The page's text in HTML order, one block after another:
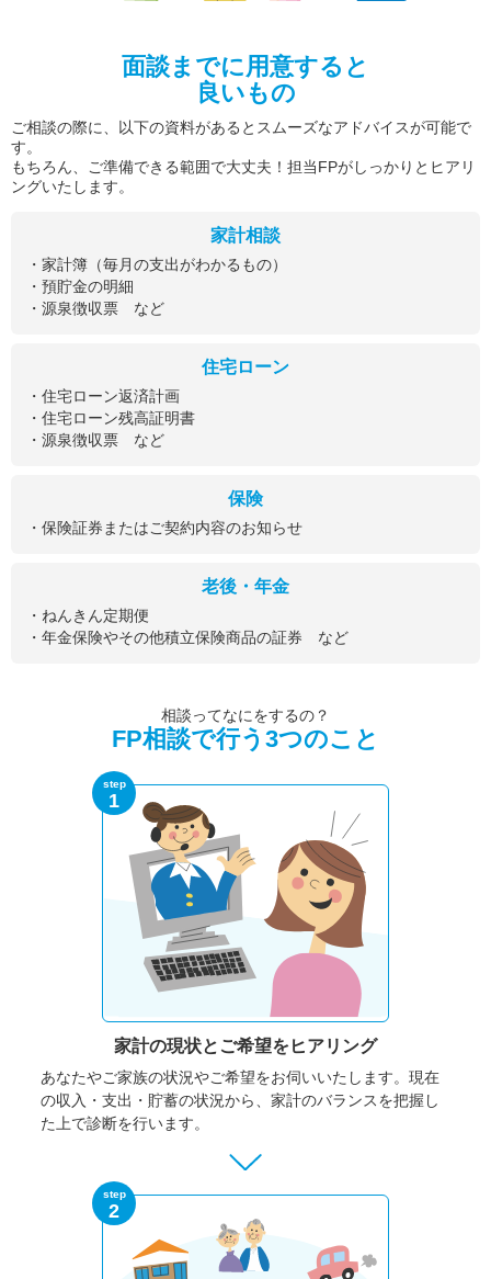
面談までに用意すると
良いもの
ご相談の際に、以下の資料があるとスムーズなアドバイスが可能で
す。
もちろん、ご準備できる範囲で大丈夫！担当FPがしっかりとヒアリ
ングいたします。
家計相談
・家計簿（毎月の支出がわかるもの）
・預貯金の明細
・源泉徴収票 など
住宅ローン
・住宅ローン返済計画
・住宅ローン残高証明書
・源泉徴収票 など
保険
・保険証券またはご契約内容のお知らせ
老後・年金
・ねんきん定期便
・年金保険やその他積立保険商品の証券 など
相談ってなにをするの？
FP相談で行う3つのこと
step
1
家計の現状と ご希望をヒアリング
あなたやご家族の状況やご希望をお伺いいたします。 現在
の収入・支出・貯蓄の状況から、家計のバランスを把握し
た上で診断を行います。
step
2